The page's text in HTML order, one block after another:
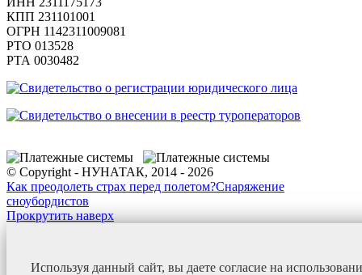
КПП 231101001
ОГРН 1142311009081
PTO 013528
РТА 0030482
© Copyright - НУНАТАК, 2014 - 2026
Как преодолеть страх перед полетом?Снаряжение
сноубордистов
Прокрутить наверх
Используя данный сайт, вы даете согласие на